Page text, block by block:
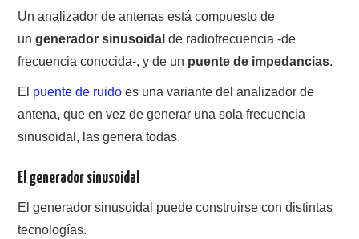
PROPAGACIÓN
SOLICITUD DE INGRESO
Un analizador de antenas está compuesto de
ungenerador sinusoidal de radiofrecuencia -de
frecuencia conocida-, y de un puente de impedancias.
El puente de ruido es una variante del analizador de
antena, que en vez de generar una sola frecuencia
sinusoidal, las genera todas.
El generador sinusoidal
El generador sinusoidal puede construirse con distintas
tecnologías.